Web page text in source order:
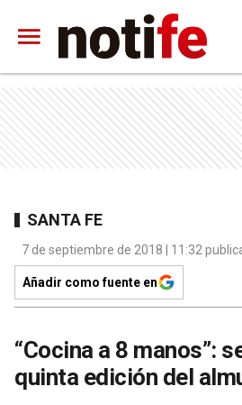
SANTA FE
7 de septiembre de 2018 | 11:32
Añadir como fuente en
“Cocina a 8 manos”:
quinta edición del